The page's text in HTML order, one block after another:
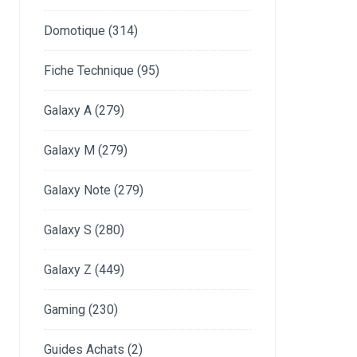
Domotique (314)
Fiche Technique (95)
Galaxy A (279)
Galaxy M (279)
Galaxy Note (279)
Galaxy S (280)
Galaxy Z (449)
Gaming (230)
Guides Achats (2)